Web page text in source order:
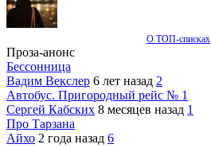
О ТОП-списках
Проза-анонс
Бессонница
Вадим Векслер 6 лет назад 2
Автобус. Пригородный рейс № 1
Сергей Кабских 8 месяцев назад 1
Про Тарзана
Айхо 2 года назад 6